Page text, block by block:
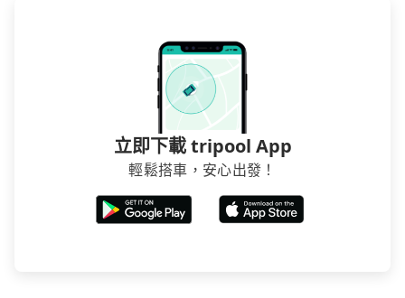
立即下載 tripool App
輕鬆搭車，安心出發！